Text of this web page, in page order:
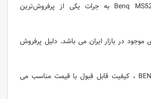
ویدئوپروژکتور Benq MS527 به‌ جرات یکی از پرفروش‌ترین
موجود در بازار ایران می باشد. دلیل پرفروش
بودن BENQ MS527 ، کیفیت قابل قبول با قیمت مناسب می